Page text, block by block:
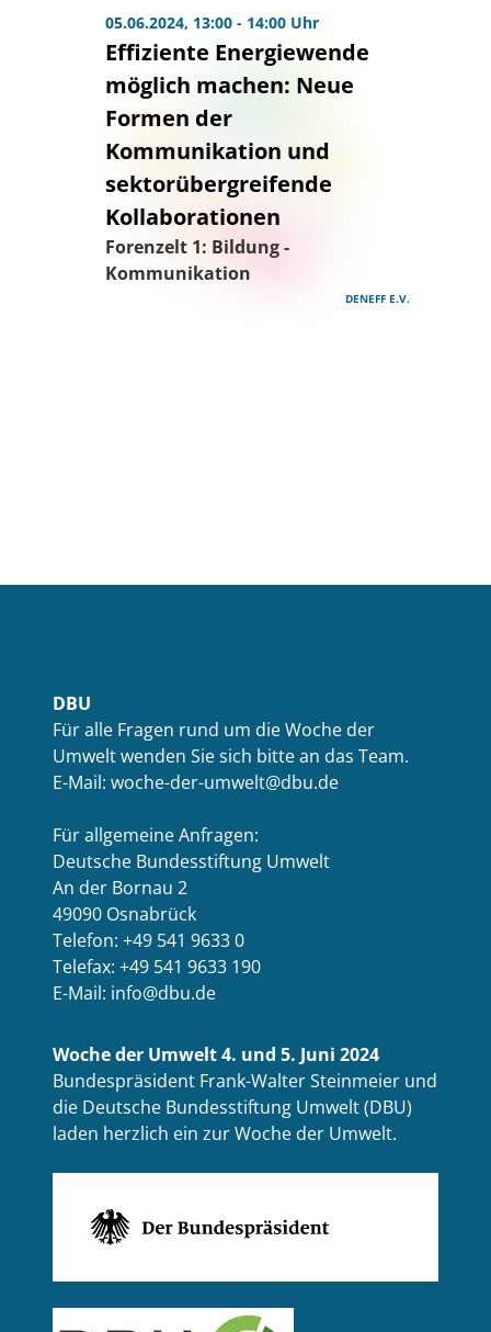
05.06.2024, 13:00 - 14:00 Uhr
Effiziente Energiewende
möglich machen: Neue
Formen der
Kommunikation und
sektorübergreifende
Kollaborationen
Forenzelt 1: Bildung -
Kommunikation
DENEFF E.V.
DBU
Für alle Fragen rund um die Woche der
Umwelt wenden Sie sich bitte an das Team.
E-Mail: woche-der-umwelt@dbu.de
Für allgemeine Anfragen:
Deutsche Bundesstiftung Umwelt
An der Bornau 2
49090 Osnabrück
Telefon: +49 541 9633 0
Telefax: +49 541 9633 190
E-Mail: info@dbu.de
Woche der Umwelt 4. und 5. Juni 2024
Bundespräsident Frank-Walter Steinmeier und
die Deutsche Bundesstiftung Umwelt (DBU)
laden herzlich ein zur Woche der Umwelt.